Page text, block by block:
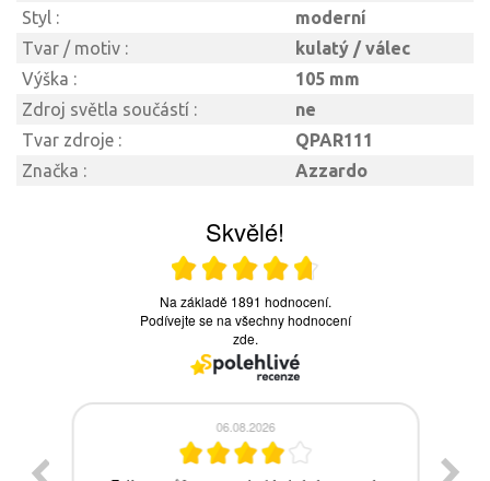
Styl :
moderní
Tvar / motiv :
kulatý / válec
Výška :
105 mm
Zdroj světla součástí :
ne
Tvar zdroje :
QPAR111
Značka :
Azzardo